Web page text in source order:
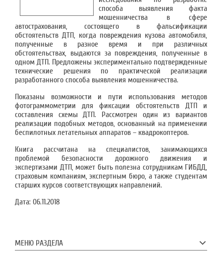
способа выявления факта
мошенничества в сфере
автострахования, состоящего в фальсификации
обстоятельств ДТП, когда повреждения кузова автомобиля,
полученные в разное время и при различных
обстоятельствах, выдаются за повреждения, полученные в
одном ДТП. Предложены экспериментально подтвержденные
технические решения по практической реализации
разработанного способа выявления мошенничества.
Показаны возможности и пути использования методов
фотограммометрии для фиксации обстоятельств ДТП и
составления схемы ДТП. Рассмотрен один из вариантов
реализации подобных методов, основанный на применении
беспилотных летательных аппаратов – квадрокоптеров.
Книга рассчитана на специалистов, занимающихся
проблемой безопасности дорожного движения и
экспертизами ДТП, может быть полезна сотрудникам ГИБДД,
страховым компаниям, экспертным бюро, а также студентам
старших курсов соответствующих направлений.
Дата: 06.11.2018
МЕНЮ РАЗДЕЛА